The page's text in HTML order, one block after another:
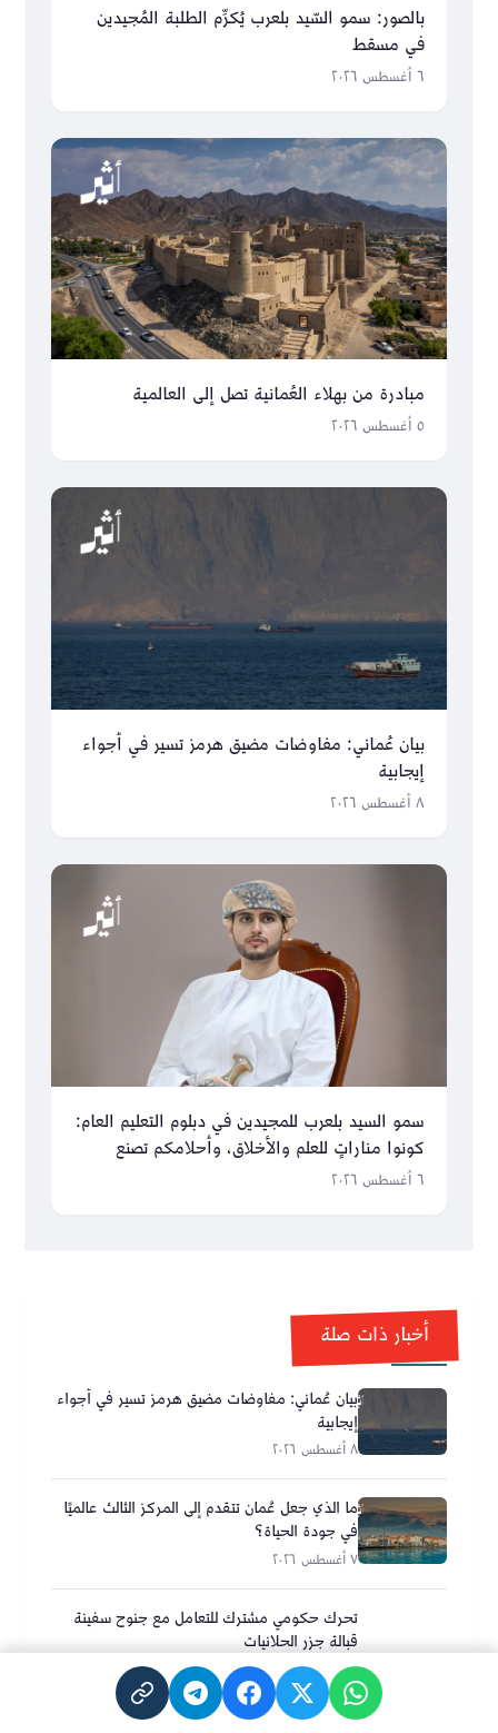
بالصور: سمو السّيد بلعرب يُكرِّم الطلبة المُجيدين
في مسقط
٦ أغسطس ٢٠٢٦
مبادرة من بهلاء العُمانية تصل إلى العالمية
٥ أغسطس ٢٠٢٦
بيان عُماني: مفاوضات مضيق هرمز تسير في أجواء
إيجابية
٨ أغسطس ٢٠٢٦
سمو السيد بلعرب للمجيدين في دبلوم التعليم العام:
كونوا مناراتٍ للعلم والأخلاق، وأحلامكم تصنع
مستقبل عُمان
٦ أغسطس ٢٠٢٦
أخبار ذات صلة
بيان عُماني: مفاوضات مضيق هرمز تسير في أجواء
إيجابية
٨ أغسطس ٢٠٢٦
ما الذي جعل عُمان تتقدم إلى المركز الثالث عالميًا
في جودة الحياة؟
٧ أغسطس ٢٠٢٦
تحرك حكومي مشترك للتعامل مع جنوح سفينة
قبالة جزر الحلانيات
٦ أغسطس ٢٠٢٦